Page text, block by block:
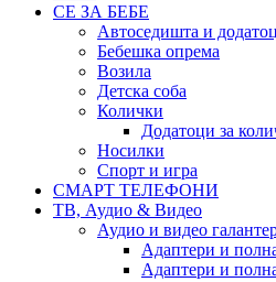
СЕ ЗА БЕБЕ
Автоседишта и
Бебешка опрема
Возила
Детска соба
Колички
Додатоци за
Носилки
Спорт и игра
СМАРТ ТЕЛЕФОНИ
ТВ, Аудио & Видео
Аудио и видео
Адаптери и
Адаптери и